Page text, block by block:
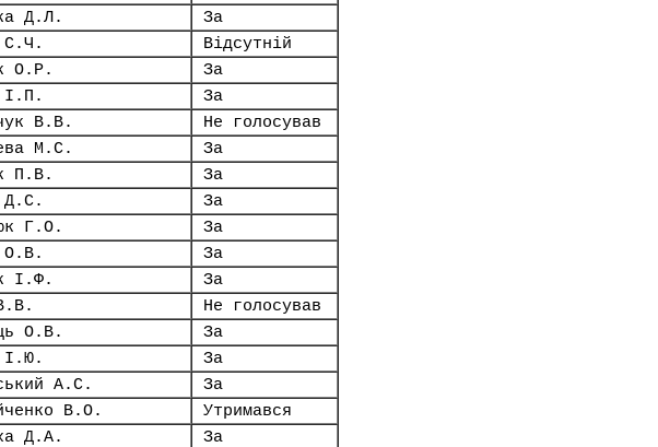
Д.Л.
За
С.Ч.
Відсутній
О.Р.
За
І.П.
За
В.В.
Не голосував
М.С.
За
П.В.
За
Д.С.
За
Г.О.
За
О.В.
За
І.Ф.
За
Не голосував
О.В.
За
І.Ю.
За
А.С.
За
В.О.
Утримався
Д.А.
За